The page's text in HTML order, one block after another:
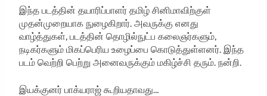
இந்த படத்தின் தயாரிப்பாளர் தமிழ் சினிமாவிற்குள்
முதன்முறையாக நுழைகிறார். அவருக்கு எனது
வாழ்த்துகள், படத்தின் தொழில்நுட்ப கலைஞர்களும்,
நடிகர்களும் மிகப்பெரிய உழைப்பை கொடுத்துள்ளனர். இந்த
படம் வெற்றி பெற்று அனைவருக்கும் மகிழ்ச்சி தரும். நன்றி.
இயக்குனர் பாக்யராஜ் கூறியதாவது…